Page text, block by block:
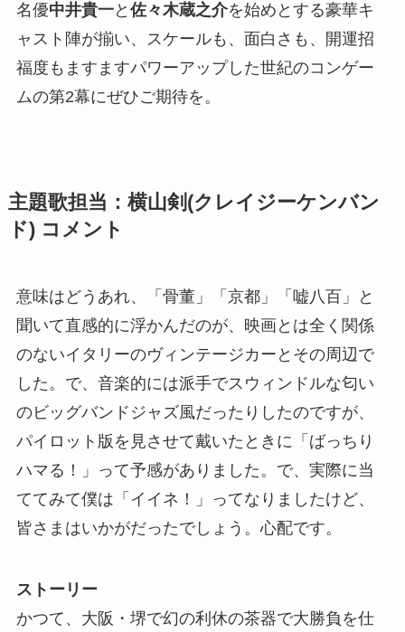
名優中井貴一と 佐々木蔵之介を始めとする豪華キ
ャスト陣が揃い、スケールも、面白さも、開運招
福度もますますパワーアップした世紀のコンゲー
ムの第2幕にぜひご期待を。
主題歌担当：横山剣(クレイジーケンバン
ド) コメント
意味はどうあれ、「骨董」「京都」「嘘八百」と
聞いて直感的に浮かんだのが、映画とは全く関係
のないイタリーのヴィンテージカーとその周辺で
した。で、音楽的には派手でスウィンドルな匂い
のビッグバンドジャズ風だったりしたのですが、
パイロット版を見させて戴いたときに「ばっちり
ハマる！」って予感がありました。で、実際に当
ててみて僕は「イイネ！」ってなりましたけど、
皆さまはいかがだったでしょう。心配です。
ストーリー
かつて、大阪・堺で幻の利休の茶器で大勝負を仕